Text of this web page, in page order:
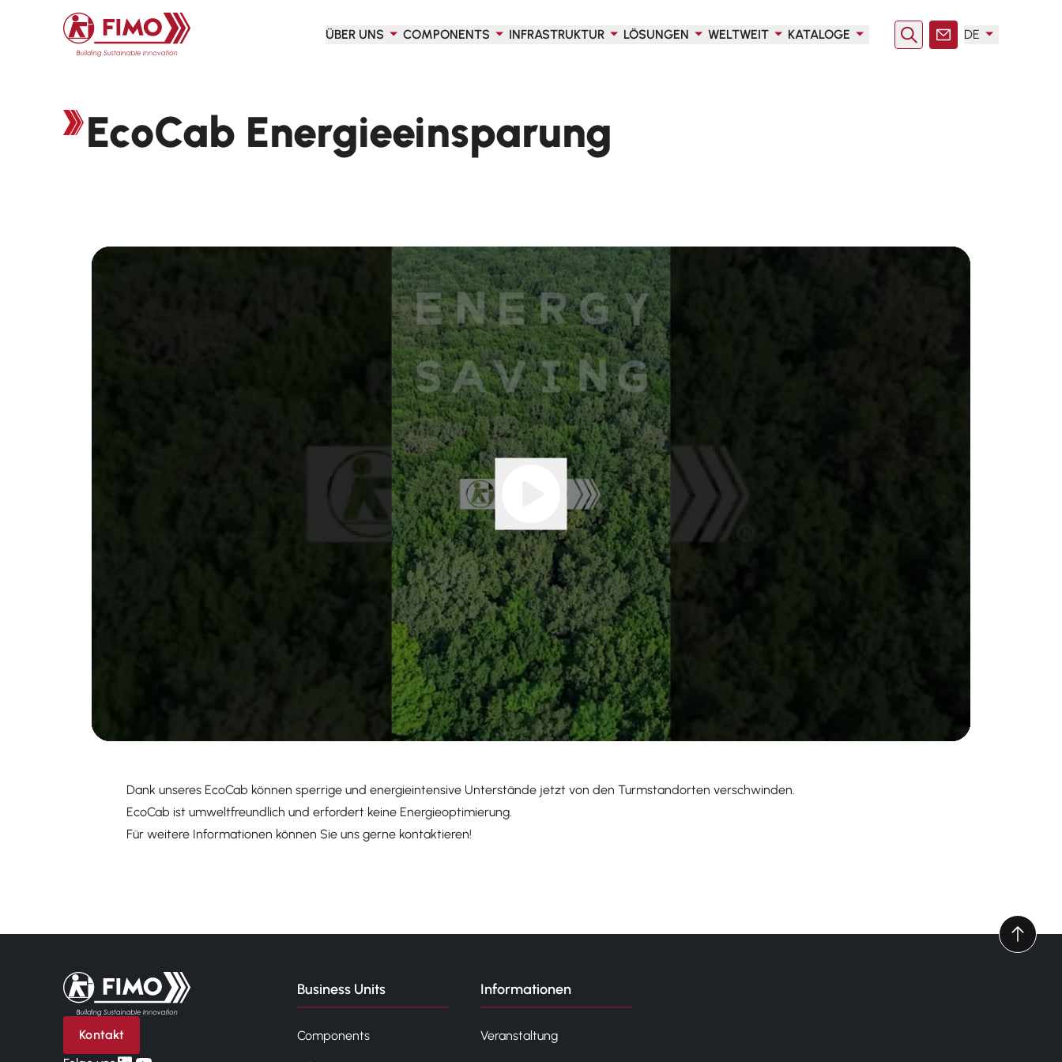
Zurück zur Startseite
ÜBER UNS
COMPONENTS INFRASTRUKTUR LÖSUNGEN WELTWEIT KATALOGE SucheKontakt
DE
EcoCab Energieeinsparung
Dank unseres EcoCab können sperrige und energieintensive Unterstände jetzt von den Turmstandorten verschwinden.
EcoCab ist umweltfreundlich und erfordert keine Energieoptimierung.
Für weitere Informationen können Sie uns gerne kontaktieren!
Zurück zur Startseite
Kontakt
Business Units
Components
Informationen
Veranstaltung